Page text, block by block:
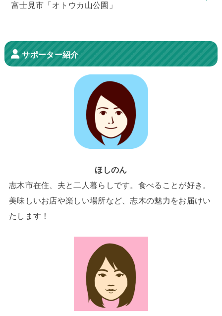
富士見市「オトウカ山公園」
サポーター紹介
ほしのん
志木市在住、夫と二人暮らしです。食べることが好き。
美味しいお店や楽しい場所など、志木の魅力をお届けい
たします！